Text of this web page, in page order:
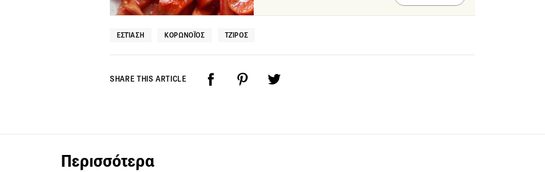
ΕΣΤΊΑΣΗ ΚΟΡΩΝΟΪΌΣ ΤΖΊΡΟΣ
SHARE THIS ARTICLE
Περισσότερα